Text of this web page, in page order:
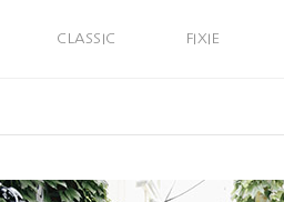
CLASSIC FIXIE